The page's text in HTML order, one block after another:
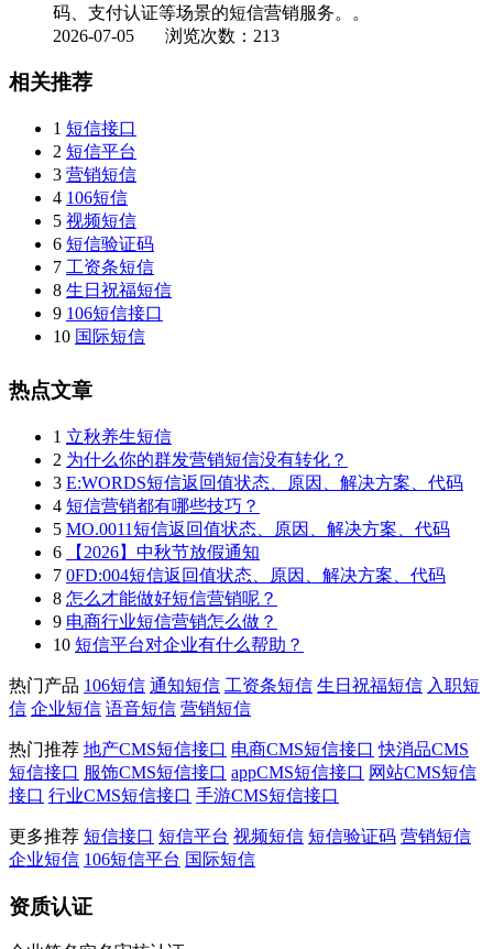
码、支付认证等场景的短信营销服务。。
2026-07-05 浏览次数：213
相关推荐
1 短信接口
2 短信平台
3 营销短信
4 106短信
5 视频短信
6 短信验证码
7 工资条短信
8 生日祝福短信
9 106短信接口
10 国际短信
热点文章
1 立秋养生短信
2 为什么你的群发营销短信没有转化？
3 E:WORDS短信返回值状态、原因、解决方案、代码
4 短信营销都有哪些技巧？
5 MO.0011短信返回值状态、原因、解决方案、代码
6
【2026】中秋节放假通知
7 0FD:004短信返回值状态、原因、解决方案、代码
8 怎么才能做好短信营销呢？
9 电商行业短信营销怎么做？
10 短信平台对企业有什么帮助？
热门产品 106短信 通知短信 工资条短信 生日祝福短信 入职短
信 企业短信 语音短信 营销短信
热门推荐 地产CMS短信接口 电商CMS短信接口 快消品CMS
短信接口 服饰CMS短信接口 appCMS短信接口 网站CMS短信
接口 行业CMS短信接口 手游CMS短信接口
更多推荐 短信接口 短信平台 视频短信 短信验证码 营销短信
企业短信 106短信平台 国际短信
资质认证